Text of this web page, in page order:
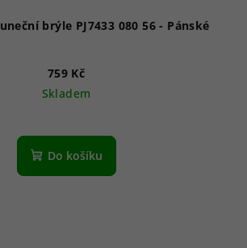
Pepe Jeans sluneční brýle PJ7433 080 56 - Pánské
759 Kč
Skladem
Do košíku